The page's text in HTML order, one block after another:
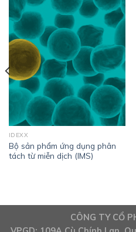
IDEXX
Bộ sản phẩm ứng dụng phân
tách từ miễn dịch (IMS)
CÔNG TY CỔ